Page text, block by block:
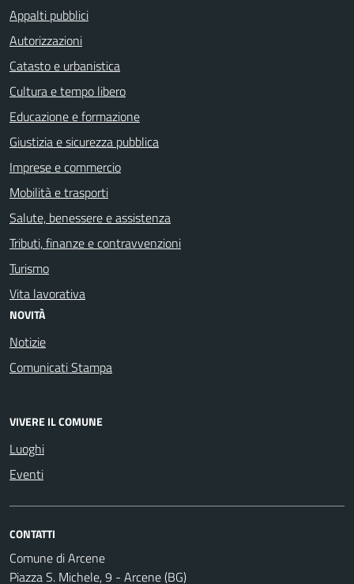
Appalti pubblici
Autorizzazioni
Catasto e urbanistica
Cultura e tempo libero
Educazione e formazione
Giustizia e sicurezza pubblica
Imprese e commercio
Mobilità e trasporti
Salute, benessere e assistenza
Tributi, finanze e contravvenzioni
Turismo
Vita lavorativa
NOVITÀ
Notizie
Comunicati Stampa
VIVERE IL COMUNE
Luoghi
Eventi
CONTATTI
Comune di Arcene
Piazza S. Michele, 9 - Arcene (BG)